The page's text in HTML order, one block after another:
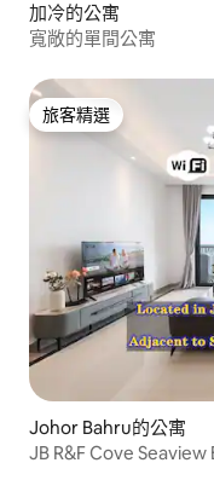
加冷的公寓
寬敞的單間公寓
旅客精選
旅客精選
Johor Bahru的公寓
JB R&F Cove Seaview